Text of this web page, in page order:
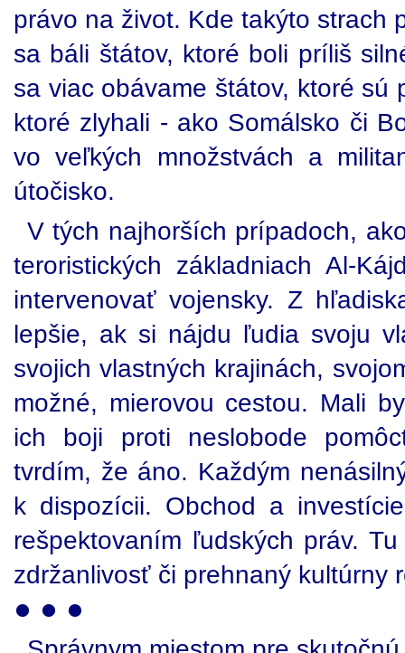
právo na život. Kde takýto strach
sa báli štátov, ktoré boli príliš
sa viac obávame štátov, ktoré sú
ktoré zlyhali - ako Somálsko či
vo veľkých množstvách a
útočisko.
V tých najhorších prípadoch,
teroristických základniach Al-
intervenovať vojensky. Z
lepšie, ak si nájdu ľudia svoju
svojich vlastných krajinách,
možné, mierovou cestou. Mali
ich boji proti neslobode
tvrdím, že áno. Každým
k dispozícii. Obchod a
rešpektovaním ľudských práv.
zdržanlivosť či prehnaný kultúrny
● ● ●